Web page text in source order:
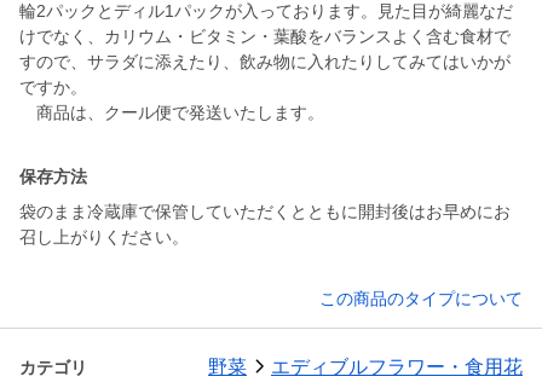
輪2パックとディル1パックが入っております。見た目が綺麗なだ
けでなく、カリウム・ビタミン・葉酸をバランスよく含む食材で
すので、サラダに添えたり、飲み物に入れたりしてみてはいかが
ですか。
商品は、クール便で発送いたします。
保存方法
袋のまま冷蔵庫で保管していただくとともに開封後はお早めにお
召し上がりください。
この商品のタイプについて
カテゴリ 野菜 エディブルフラワー・食用花